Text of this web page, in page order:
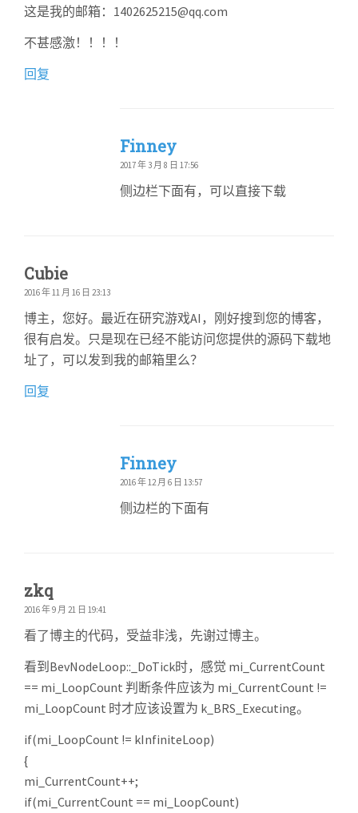
这是我的邮箱：1402625215@qq.com
不甚感激！！！！
回复
Finney
2017 年 3 月 8 日 17:56
侧边栏下面有，可以直接下载
Cubie
2016 年 11 月 16 日 23:13
博主，您好。最近在研究游戏AI，刚好搜到您的博客，
很有启发。只是现在已经不能访问您提供的源码下载地
址了，可以发到我的邮箱里么？
回复
Finney
2016 年 12 月 6 日 13:57
侧边栏的下面有
zkq
2016 年 9 月 21 日 19:41
看了博主的代码，受益非浅，先谢过博主。
看到BevNodeLoop::_DoTick时，感觉 mi_CurrentCount
== mi_LoopCount 判断条件应该为 mi_CurrentCount !=
mi_LoopCount 时才应该设置为 k_BRS_Executing。
if(mi_LoopCount != kInfiniteLoop)
{
mi_CurrentCount++;
if(mi_CurrentCount == mi_LoopCount)